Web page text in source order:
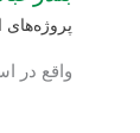
پروژه‌های
واقع در